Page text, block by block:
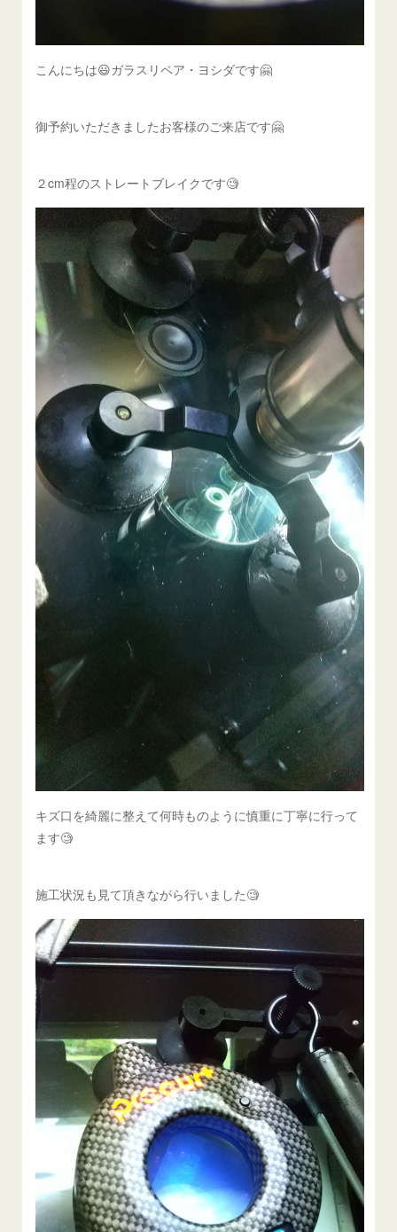
こんにちは😃ガラスリペア・ヨシダです🤗
御予約いただきましたお客様のご来店です🤗
２cm程のストレートブレイクです🧐
キズ口を綺麗に整えて何時ものように慎重に丁寧に行って
ます🧐
施工状況も見て頂きながら行いました🧐